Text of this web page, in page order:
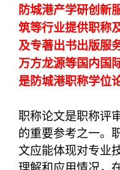
防城港产学研创新
筑等行业提供职称
及专著出书出版服
万方龙源等国内国
是防城港职称学位
职称论文是职称评
的重要参考之一。
文应能体现对专业
理解和应用情况，